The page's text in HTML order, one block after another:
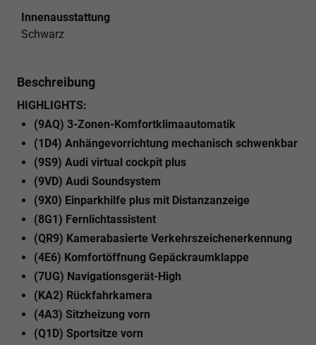
Innenausstattung
Schwarz
Beschreibung
HIGHLIGHTS:
(9AQ) 3-Zonen-Komfortklimaautomatik
(1D4) Anhängevorrichtung mechanisch schwenkbar
(9S9) Audi virtual cockpit plus
(9VD) Audi Soundsystem
(9X0) Einparkhilfe plus mit Distanzanzeige
(8G1) Fernlichtassistent
(QR9) Kamerabasierte Verkehrszeichenerkennung
(4E6) Komfortöffnung Gepäckraumklappe
(7UG) Navigationsgerät-High
(KA2) Rückfahrkamera
(4A3) Sitzheizung vorn
(Q1D) Sportsitze vorn